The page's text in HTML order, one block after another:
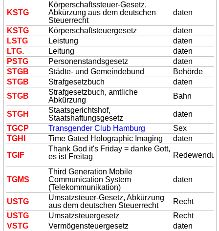
KSTG
Körperschaftssteuer-Gesetz,
Abkürzung aus dem deutschen
Steuerrecht
daten
KSTG Körperschaftsteuergesetz
daten
LSTG Leistung
daten
LTG. Leitung
daten
PSTG Personenstandsgesetz
daten
STGB Städte- und Gemeindebund
Behörde
STGB Strafgesetzbuch
daten
STGB
Strafgesetzbuch, amtliche
Abkürzung
Bahn
STGH
Staatsgerichtshof,
Staatshaftungsgesetz
daten
TGCP Transgender Club Hamburg
Sex
TGHI Time Gated Holographic Imaging
daten
TG IF
Thank God it's Friday = danke Gott,
es ist Freitag
TGMS
Third Generation Mobile
Communication System
(Telekommunikation)
daten
USTG
Umsatzsteuer-Gesetz, Abkürzung
aus dem deutschen Steuerrecht
Recht
USTG Umsatzsteuergesetz
Recht
VSTG Vermögensteuergesetz
daten